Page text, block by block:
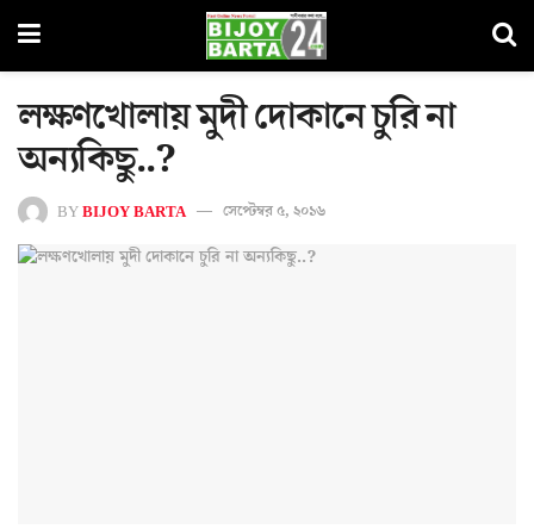
লক্ষণখোলায় মুদী দোকানে চুরি না
অন্যকিছু..?
BYBIJOY BARTA সেপ্টেম্বর ৫, ২০১৬